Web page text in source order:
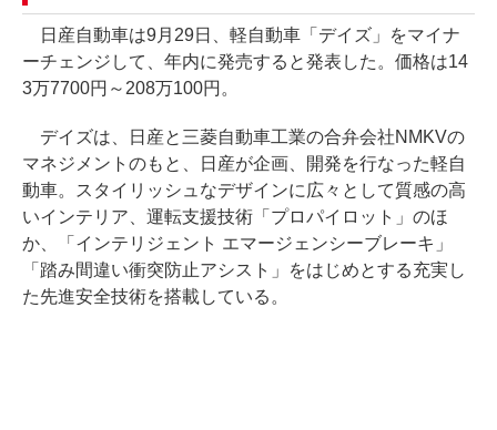
日産自動車は9月29日、軽自動車「デイズ」をマイナ
ーチェンジして、年内に発売すると発表した。価格は14
3万7700円～208万100円。
デイズは、日産と三菱自動車工業の合弁会社NMKVの
マネジメントのもと、日産が企画、開発を行なった軽自
動車。スタイリッシュなデザインに広々として質感の高
いインテリア、運転支援技術「プロパイロット」のほ
か、「インテリジェント エマージェンシーブレーキ」
「踏み間違い衝突防止アシスト」をはじめとする充実し
た先進安全技術を搭載している。